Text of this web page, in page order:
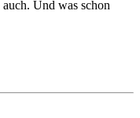
Und was schon